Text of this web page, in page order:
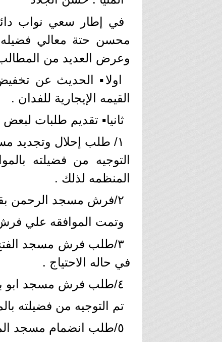
في إطار سعي نواب
محسن حتة معالي فضيله
وعرض العديد من
اولا▪️ الحديث عن
القيمه الإيجارية للفدان .
ثانيا▪️ تقديم طلبات
١/ طلب إحلال وتجديد
التوجيه من فضيلته
المنظمه لذلك .
٢/فرش مسجد الرحمن بقريه حميده الجندي ،
وتمت الموافقه علي
٣/طلب فرش مسجد الفتح
في حاله الاحتياج .
٤/طلب فرش مسجد ابو بكر الصديق بقريه كفر الصالحين
تم التوجيه من فضيلته
٥/طلب انضمام مسجد المختار بشارع المطحنة بمغاغه ،